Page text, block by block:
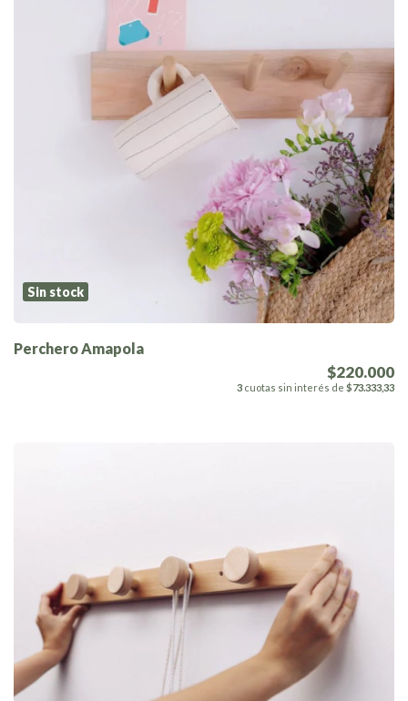
Sin stock
Perchero Amapola
$220.000
3 cuotas sin interés de $73.333,33